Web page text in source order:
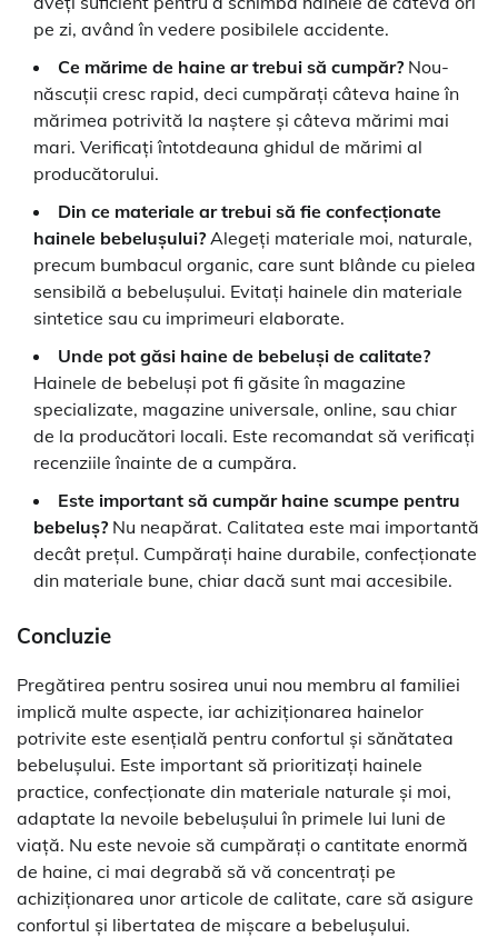
pe zi, având în vedere posibilele accidente.
Ce mărime de haine ar trebui să cumpăr?Nou-
născuții cresc rapid, deci cumpărați câteva haine în
mărimea potrivită la naștere și câteva mărimi mai
mari. Verificați întotdeauna ghidul de mărimi al
producătorului.
Din ce materiale ar trebui să fie confecționate
hainele bebelușului?Alegeți materiale moi, naturale,
precum bumbacul organic, care sunt blânde cu pielea
sensibilă a bebelușului. Evitați hainele din materiale
sintetice sau cu imprimeuri elaborate.
Unde pot găsi haine de bebeluși de calitate?
Hainele de bebeluși pot fi găsite în magazine
specializate, magazine universale, online, sau chiar
de la producători locali. Este recomandat să verificați
recenziile înainte de a cumpăra.
Este important să cumpăr haine scumpe pentru
bebeluș?Nu neapărat. Calitatea este mai importantă
decât prețul. Cumpărați haine durabile, confecționate
din materiale bune, chiar dacă sunt mai accesibile.
Concluzie
Pregătirea pentru sosirea unui nou membru al familiei
implică multe aspecte, iar achiziționarea hainelor
potrivite este esențială pentru confortul și sănătatea
bebelușului. Este important să prioritizați hainele
practice, confecționate din materiale naturale și moi,
adaptate la nevoile bebelușului în primele lui luni de
viață. Nu este nevoie să cumpărați o cantitate enormă
de haine, ci mai degrabă să vă concentrați pe
achiziționarea unor articole de calitate, care să asigure
confortul și libertatea de mișcare a bebelușului.